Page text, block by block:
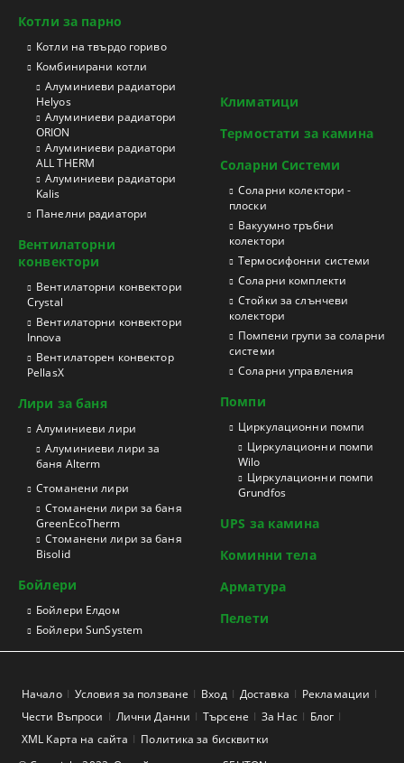
Котли за парно
Котли на твърдо гориво
Kомбинирани котли
Aлуминиеви радиатори
Helyos
Aлуминиеви радиатори
ORION
Aлуминиеви радиатори
ALL THERM
Aлуминиеви радиатори
Kalis
Панелни радиатори
Вентилаторни
конвектори
Вентилаторни конвектори
Crystal
Вентилаторни конвектори
Innova
Вентилаторен конвектор
PellasX
Лири за баня
Aлуминиеви лири
Алуминиеви лири за
баня Alterm
Стоманени лири
Стоманени лири за баня
GreenEcoTherm
Стоманени лири за баня
Bisolid
Бойлери
Бойлери Елдом
Бойлери SunSystem
Климатици
Термостати за камина
Соларни Системи
Соларни колектори -
плоски
Вакуумно тръбни
колектори
Термосифонни системи
Соларни комплекти
Стойки за слънчеви
колектори
Помпени групи за соларни
системи
Соларни управления
Помпи
Циркулационни помпи
Циркулационни помпи
Wilo
Циркулационни помпи
Grundfos
UPS за камина
Коминни тела
Арматура
Пелети
Начало Условия за ползване Вход Доставка
Рекламации
Чести Въпроси
Лични Данни Търсене За Нас
Блог
XML Карта на сайта
Политика за бисквитки